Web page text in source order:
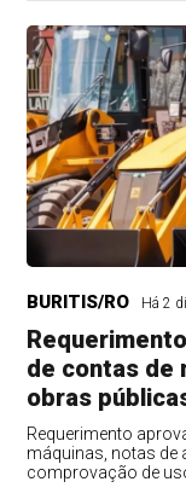
BURITIS/RO Há 2
de contas de
obras
Requerimento
máquinas, notas de
comprovação de